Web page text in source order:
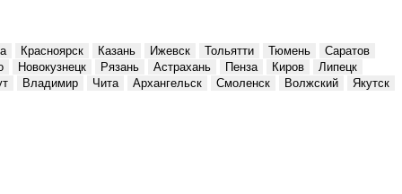
Красноярск Казань Ижевск Тольятти Тюмень
Саратов
Новокузнецк Рязань Астрахань Пенза Киров
Липецк
Владимир Чита Архангельск Смоленск Волжский Якутск